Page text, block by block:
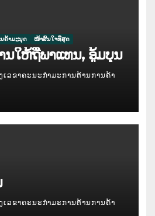
ຄ້າມະນຸດ ໜ້າສົນໃຈທີ່ສຸດ
ນໃຫ້ຖືພາແທນ, ອູ້ມບຸນ
ເລຂາຄະນະກຳມະການຕ້ານການຄ້າ
ເລຂາຄະນະກຳມະການຕ້ານການຄ້າ